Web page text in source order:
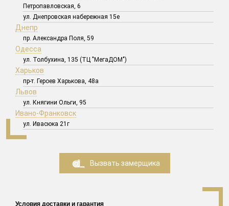
Петропавловская, 6
ул. Днепровская набережная 15е
Днепр
пр. Александра Поля, 59
Одесса
ул. Толбухина, 135 (ТЦ "МегаДОМ")
Харьков
пр-т. Героев Харькова, 48а
Львов
ул. Княгини Ольги, 95
Ивано-Франковск
ул. Ивасюка 21г
Вызвать замерщика
Условия доставки и гарантия